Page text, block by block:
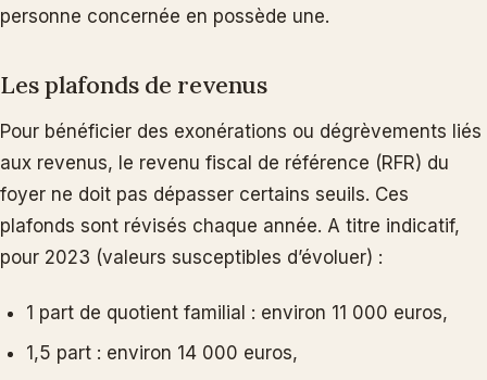
personne concernée en possède une.
Les plafonds de revenus
Pour bénéficier des exonérations ou dégrèvements liés
aux revenus, le revenu fiscal de référence (RFR) du
foyer ne doit pas dépasser certains seuils. Ces
plafonds sont révisés chaque année. A titre indicatif,
pour 2023 (valeurs susceptibles d’évoluer) :
1 part de quotient familial : environ 11 000 euros,
1,5 part : environ 14 000 euros,